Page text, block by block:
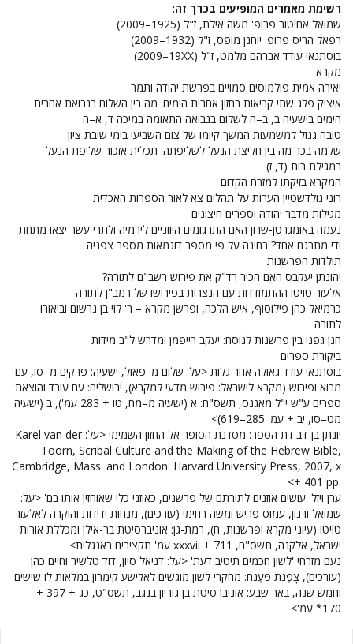
רשימת מאמרים המופיעים בכרך זה:
שמואל אחיטוב פרופ' משה אילת, ז"ל (1925–2009)
רפאל הריס פרופ' יוחנן מופס, ז"ל (1932–2009)
בוסתנאי עודד אברהם מלמט, ז"ל (XX
19–2009)
מקרא
יאירה אמית פולמוסים סמויים בפרשת יהודה ותמר
איציק פלג שתי קריאות בחזון אחרית הימים: מה בין השלום בנבואת אחרית
הימים בישעיה ב, ב–ה לשלום בנבואה התאומה במיכה ד, א–ה
טובה גנזל למשמעות המשך קיומו של צום השביעי בימי שיבת ציון
שלמה בכר מה בין חליצת הנעל לשליפתה: תכלית אזכור שליפת הנעל
במגילת רות (ד, ז)
המקרא בזיקתו למזרח הקדום
רוני גולדשטיין הערות על תהלים צא לאור הספרות האכדית
מגילות מדבר יהודה וספרים חיצונים
נעמה באומגרטן-שרון האם התרגומים היווניים לירמיה ולתרי עשר יצאו מתחת
ידי מתרגם אחד? בחינה על פי מספר דוגמאות מספר צפניה
תולדות הפרשנות
יהונתן יעקבס האם הכיר רד"ק את פירוש רשב"ם לתורה?
אלעזר טויטו ההתמודדות עם הנצרות בפירושו של רמב"ן לתורה
כרמיאל כהן פילוסוף, איש הלכה, ופרשן מקרא – ר' לוי בן גרשום וביאורו
לתורה
חנן גפני בין פרשנות לנוסח: יעקב רייפמן ומדרש ל"ב מידות
ביקורת ספרים
בוסתנאי עודד גאולה אחר גלות <על: שלום מ' פאול, ישעיה: פרקים מ–סו, עם
מבוא ופירוש (מקרא לישראל: פירוש מדעי למקרא), ירושלים: עם עובד והוצאת
ספרים ע"ש י"ל מאגנס, תשס"ח: א (ישעיה מ–מח, טו + 283 עמ'), ב (ישעיה
מט–סו, יב + עמ' 285–619)>
יונתן בן-דב דת הספר: מסדנת הסופר אל החזון השמימי <על: Karel van der
Toorn, Scribal Culture and the Making of the Hebrew Bible,
Cambridge, Mass. and London: Harvard University Press, 2007, x
+ 401 pp.
>
ערן ויזל 'עושים אוזנים לתורתם של פרשנים, כאוזני כלי שאוחזין אותו בם' <על:
שמואל ורגון, עמוס פריש ומשה רחימי (עורכים), מנחות ידידות והוקרה לאלעזר
טויטו (עיוני מקרא ופרשנות, ח), רמת-גן: אוניברסיטת בר-אילן ומכללת אורות
ישראל, אלקנה, תשס"ח, 711 +
xxxvii עמ' תקצירים באנגלית>
נעם מזרחי 'לשון חכמים תיטיב דעת' <על: דניאל סיון, דוד טלשיר וחיים כהן
(עורכים), צָפְנַת פַּעְנֵחַ: מחקרי לשון מוגשים לאלישע קימרון במלאות לו שישים
וחמש שנה, באר שבע: אוניברסיטת בן גוריון בנגב, תשס"ט, כג + 397 +
170* עמ'>